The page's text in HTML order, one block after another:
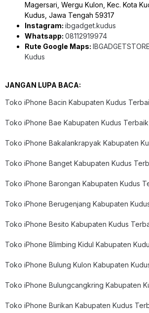
Magersari, Wergu Kulon, Kec. Kota
Kudus, Jawa Tengah 59317
Instagram: ibgadget.kudus
Whatsapp: 08112919974
Rute Google Maps:
Kudus
JANGAN LUPA BACA:
Toko iPhone Bacin Kabupaten Kudus
Toko iPhone Bae Kabupaten Kudus Terbaik
Toko iPhone Bakalankrapyak Kabupaten
Toko iPhone Banget Kabupaten Kudus
Toko iPhone Barongan Kabupaten Kudus
Toko iPhone Berugenjang Kabupaten
Toko iPhone Besito Kabupaten Kudus
Toko iPhone Blimbing Kidul Kabupaten
Toko iPhone Bulung Kulon Kabupaten
Toko iPhone Bulungcangkring Kabupaten
Toko iPhone Burikan Kabupaten Kudus